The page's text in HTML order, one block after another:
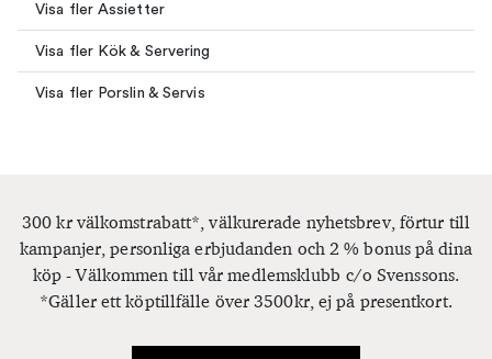
Visa fler Assietter
Visa fler Kök & Servering
Visa fler Porslin & Servis
300 kr välkomstrabatt*, välkurerade nyhetsbrev, förtur till
kampanjer, personliga erbjudanden och 2 % bonus på dina
köp - Välkommen till vår medlemsklubb c/o Svenssons.
*Gäller ett köptillfälle över 3500kr, ej på presentkort.